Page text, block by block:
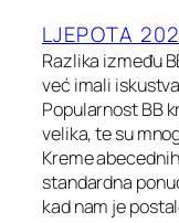
LJEPOTA
Razlika između
već imali
Popularnost BB
velika, te su
Kreme
standardna
kad nam je